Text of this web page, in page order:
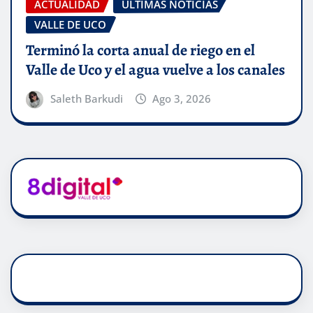
ACTUALIDAD
ÚLTIMAS NOTICIAS
VALLE DE UCO
Terminó la corta anual de riego en el
Valle de Uco y el agua vuelve a los canales
Saleth Barkudi Ago 3, 2026